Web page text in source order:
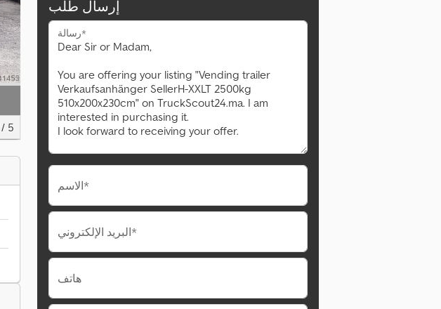
/ 5
إرسال طلب
رسالة*
الاسم*
البريد الإلكتروني*
هاتف